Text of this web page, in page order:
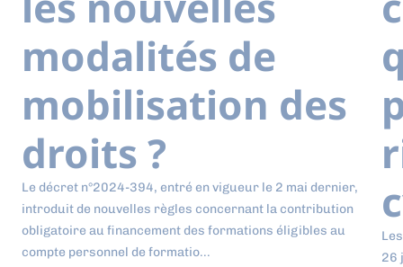
modalités de
mobilisation des
droits ?
Le décret n°2024-394, entré en vigueur le 2 mai dernier,
introduit de nouvelles règles concernant la contribution
obligatoire au financement des formations éligibles au
compte personnel de formatio...
26